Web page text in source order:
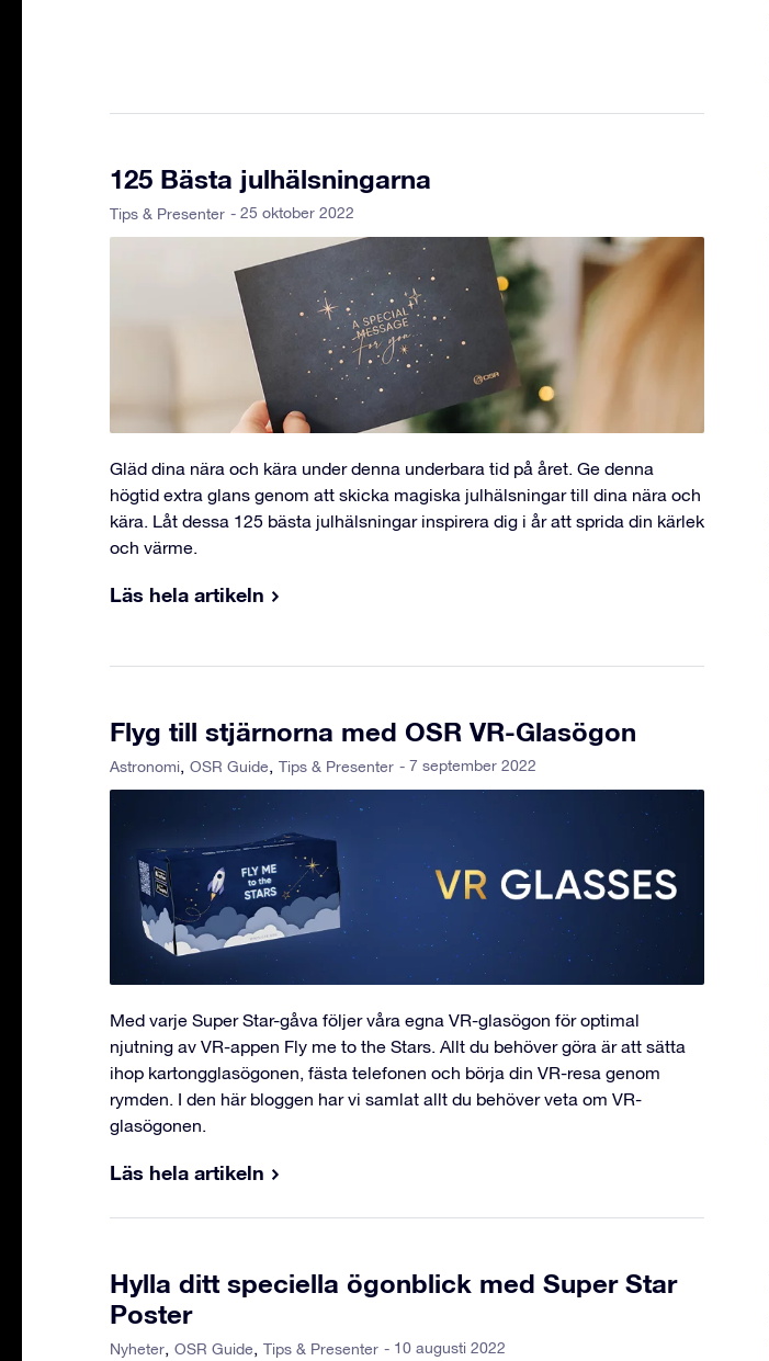
125 Bästa julhälsningarna
Tips & Presenter - 25 oktober 2022
Gläd dina nära och kära under denna underbara tid på året. Ge denna
högtid extra glans genom att skicka magiska julhälsningar till dina nära och
kära. Låt dessa 125 bästa julhälsningar inspirera dig i år att sprida din kärlek
och värme.
Läs hela artikeln
Flyg till stjärnorna med OSR VR-Glasögon
Astronomi OSR Guide Tips & Presenter - 7 september 2022
Med varje Super Star-gåva följer våra egna VR-glasögon för optimal
njutning av VR-appen Fly me to the Stars. Allt du behöver göra är att sätta
ihop kartongglasögonen, fästa telefonen och börja din VR-resa genom
rymden. I den här bloggen har vi samlat allt du behöver veta om VR-
glasögonen.
Läs hela artikeln
Hylla ditt speciella ögonblick med Super Star
Poster
Nyheter OSR Guide Tips & Presenter - 10 augusti 2022